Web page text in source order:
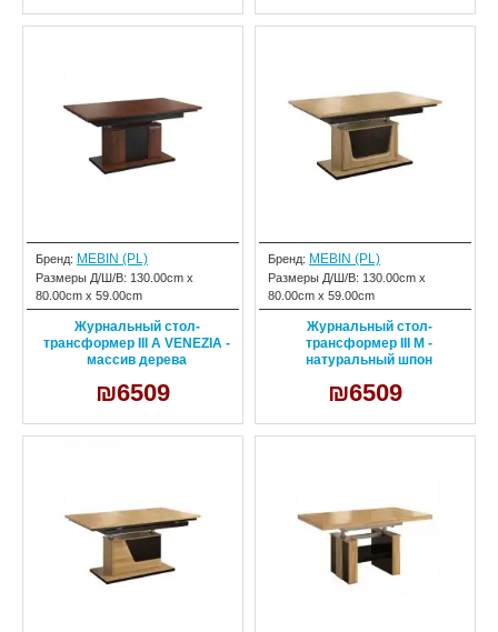
Бренд: MEBIN (PL)
Размеры Д/Ш/В: 130.00cm x
80.00cm x 59.00cm
Журнальный стол-
трансформер III A VENEZIA -
массив дерева
₪6509
Бренд: MEBIN (PL)
Размеры Д/Ш/В: 130.00cm x
80.00cm x 59.00cm
Журнальный стол-
трансформер III M -
натуральный шпон
₪6509